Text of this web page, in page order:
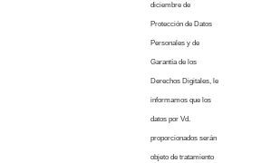
diciembre de
Protección de Datos
Personales y de
Garantía de los
Derechos Digitales, le
informamos que los
datos por Vd.
proporcionados serán
objeto de tratamiento